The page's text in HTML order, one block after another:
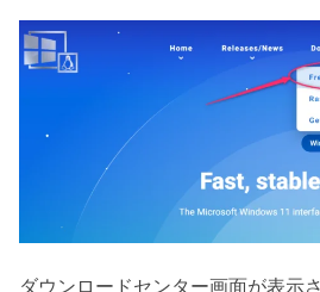
ダウンロードセンター画面が表示